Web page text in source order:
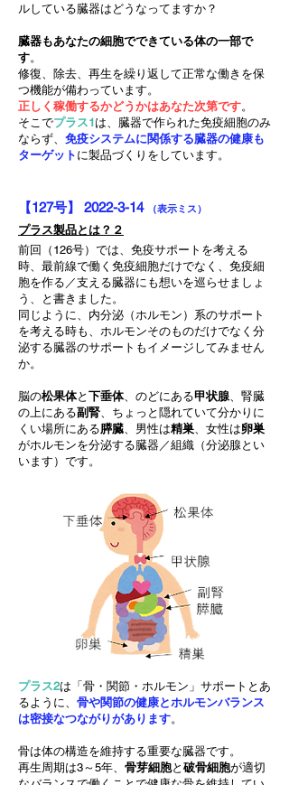
ルしている臓器はどうなってますか？
臓器もあなたの細胞でできている体の一部で
す。
修復、除去、再生を繰り返して正常な働きを保
つ機能が備わっています。
正しく稼働するかどうかはあなた次第です。
そこでプラス1 は、臓器で作られた免疫細胞のみ
ならず、 免疫システムに関係する臓器の健康も
ターゲット に製品づくりをしています。
【127号】 2022-3-14 （表示ミス）
プラス製品とは？２
前回（126号）では、免疫サポートを考える
時、最前線で働く免疫細胞だけでなく、免疫細
胞を作る／支える臓器にも想いを巡らせましょ
う、と書きました。
同じように、内分泌（ホルモン）系のサポート
を考える時も、ホルモンそのものだけでなく分
泌する臓器のサポートもイメージしてみません
か。
脳の松果体と 下垂体、のどにある甲状腺、腎臓
の上にある副腎、ちょっと隠れていて分かりに
くい場所にある膵臓、男性は精巣、女性は卵巣
がホルモンを分泌する臓器／組織（分泌腺とい
います）です。
プラス2は「骨・関節・ホルモン」サポートとあ
るように、 骨や関節の健康とホルモンバランス
は密接なつながりがあります。
骨は体の構造を維持する重要な臓器です。
再生周期は3～5年、 骨芽細胞と 破骨細胞が適切